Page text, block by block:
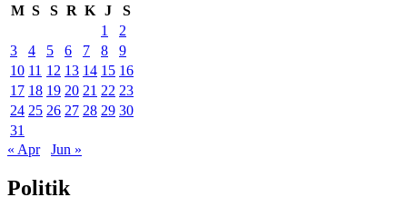
M S S R K J
S
1
2
3
4 5 6 7 8
9
10 11 12 13 14 15 16
17 18 19 20 21 22 23
24 25 26 27 28 29 30
31
« Apr
Jun »
Politik